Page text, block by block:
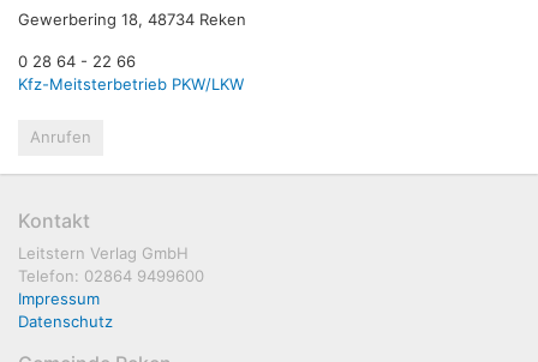
Gewerbering 18, 48734 Reken
0 28 64 - 22 66
Kfz-Meitsterbetrieb PKW/LKW
Anrufen
Kontakt
Leitstern Verlag GmbH
Telefon: 02864 9499600
Impressum
Datenschutz